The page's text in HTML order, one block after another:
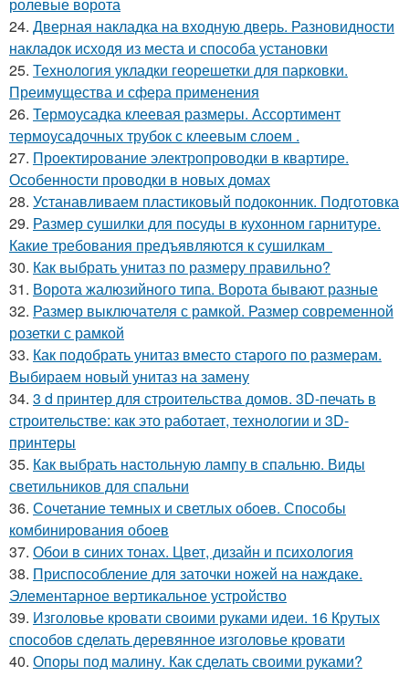
24. Дверная накладка на входную дверь. Разновидности
накладок исходя из места и способа установки
25. Технология укладки георешетки для парковки.
Преимущества и сфера применения
26. Термоусадка клеевая размеры. Ассортимент
термоусадочных трубок с клеевым слоем .
27. Проектирование электропроводки в квартире.
Особенности проводки в новых домах
28. Устанавливаем пластиковый подоконник. Подготовка
29. Размер сушилки для посуды в кухонном гарнитуре.
Какие требования предъявляются к сушилкам
30. Как выбрать унитаз по размеру правильно?
31. Ворота жалюзийного типа. Ворота бывают разные
32. Размер выключателя с рамкой. Размер современной
розетки с рамкой
33. Как подобрать унитаз вместо старого по размерам.
Выбираем новый унитаз на замену
34. 3 d принтер для строительства домов. 3D-печать в
строительстве: как это работает, технологии и 3D-
принтеры
35. Как выбрать настольную лампу в спальню. Виды
светильников для спальни
36. Сочетание темных и светлых обоев. Способы
комбинирования обоев
37. Обои в синих тонах. Цвет, дизайн и психология
38. Приспособление для заточки ножей на наждаке.
Элементарное вертикальное устройство
39. Изголовье кровати своими руками идеи. 16 Крутых
способов сделать деревянное изголовье кровати
40. Опоры под малину. Как сделать своими руками?